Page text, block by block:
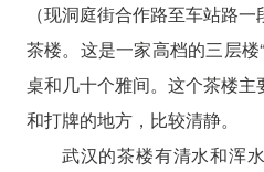
（现洞庭街合作路至车站路
茶楼。这是一家高档的三层
桌和几十个雅间。这个茶楼
和打牌的地方，比较清静。
武汉的茶楼有清水和浑